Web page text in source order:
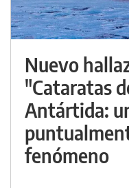
Nuevo
"Cataratas
Antártida:
fenómeno